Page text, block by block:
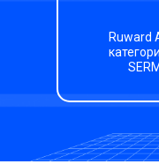
Ruward